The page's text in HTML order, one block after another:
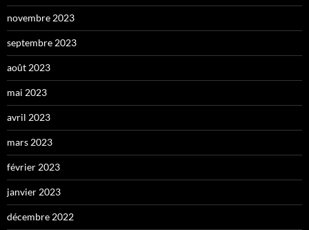
novembre 2023
septembre 2023
août 2023
mai 2023
avril 2023
mars 2023
février 2023
janvier 2023
décembre 2022